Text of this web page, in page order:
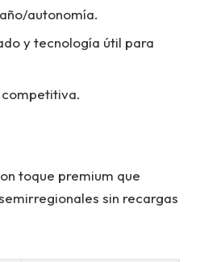
autonomía.
y tecnología útil para
toque premium que
sin recargas